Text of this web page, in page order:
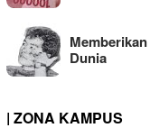
Dunia
| ZONA KAMPUS